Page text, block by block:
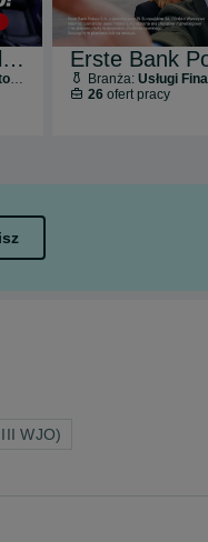
MediaMarktSaturn Polska Erste Bank
Branża: Usługi
26 ofert pracy
WJO)